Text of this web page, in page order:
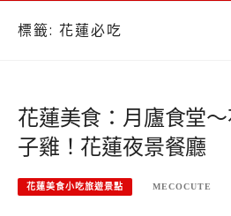
標籤: 花蓮必吃
花蓮美食：月廬食堂
子雞！花蓮夜景餐廳
花蓮美食小吃旅遊景點 MECOCUTE